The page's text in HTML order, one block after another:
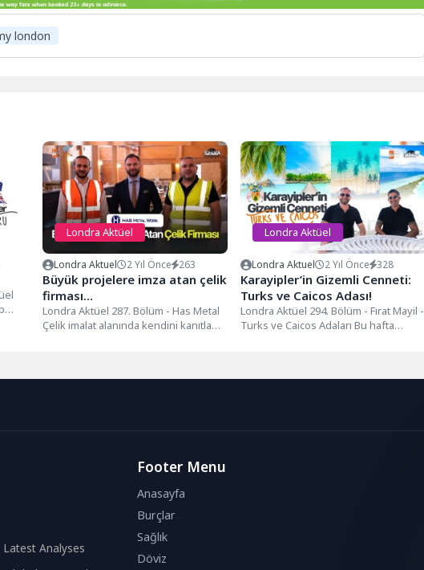
london
Londra Aktüel
Londra Aktuel 2 Yıl Önce 263
Büyük projelere imza atan çelik
firması…
Londra Aktüel 287. Bölüm - Has Metal
Çelik imalat alanında kendini kanıtlamış
Londra Aktüel
Londra Aktuel 2 Yıl Önce 328
Karayipler’in Gizemli Cenneti:
Turks ve Caicos Adası!
Londra Aktüel 294. Bölüm - Fırat Mayil -
Turks ve Caicos Adaları Bu hafta
Latest Analyses
Footer Menu
Anasayfa
Burçlar
Sağlık
Döviz